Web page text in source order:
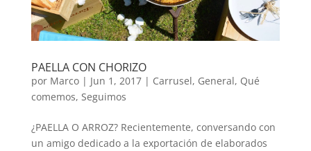
PAELLA CON CHORIZO
por Marco| Jun 1, 2017| Carrusel, General, Qué
comemos, Seguimos
¿PAELLA O ARROZ? Recientemente, conversando con
un amigo dedicado a la exportación de elaborados